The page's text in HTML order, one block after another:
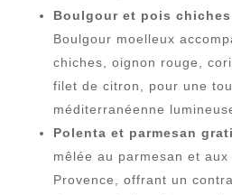
Boulgour et pois
Boulgour moelleux
chiches, oignon rouge,
filet de citron, pour une
méditerranéenne
Polenta et parmesan
mêlée au parmesan et aux
Provence, offrant un